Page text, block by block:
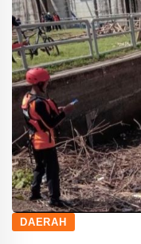
DAERAH